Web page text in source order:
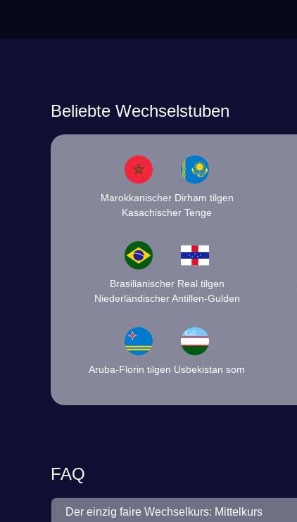
Beliebte Wechselstuben
Marokkanischer Dirham tilgen
Kasachischer Tenge
Brasilianischer Real tilgen
Niederländischer Antillen-Gulden
Aruba-Florin tilgen Usbekistan som
FAQ
Der einzig faire Wechselkurs: Mittelkurs